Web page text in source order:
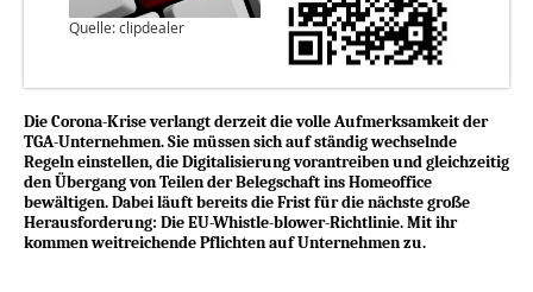
Quelle: clipdealer
Die Corona-Krise verlangt derzeit die volle Aufmerksamkeit der
TGA-Unternehmen. Sie müssen sich auf ständig wechselnde
Regeln einstellen, die Digitalisierung vorantreiben und gleichzeitig
den Übergang von Teilen der Belegschaft ins Homeoffice
bewältigen. Dabei läuft bereits die Frist für die nächste große
Herausforderung: Die EU-Whistle-blower-Richtlinie. Mit ihr
kommen weitreichende Pflichten auf Unternehmen zu.